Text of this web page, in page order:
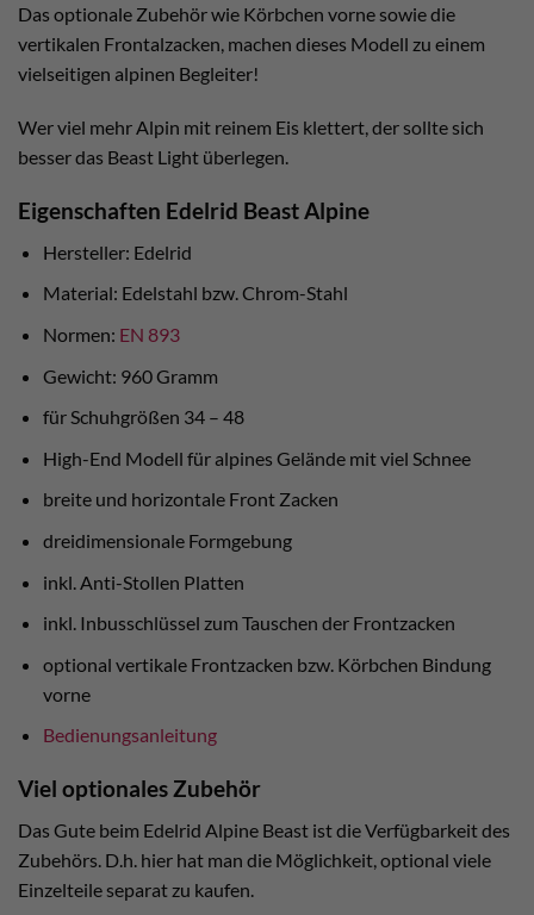
Das optionale Zubehör wie Körbchen vorne sowie die
vertikalen Frontalzacken, machen dieses Modell zu einem
vielseitigen alpinen Begleiter!
Wer viel mehr Alpin mit reinem Eis klettert, der sollte sich
besser das Beast Light überlegen.
Eigenschaften Edelrid Beast Alpine
Hersteller: Edelrid
Material: Edelstahl bzw. Chrom-Stahl
Normen: EN 893
Gewicht: 960 Gramm
für Schuhgrößen 34 – 48
High-End Modell für alpines Gelände mit viel Schnee
breite und horizontale Front Zacken
dreidimensionale Formgebung
inkl. Anti-Stollen Platten
inkl. Inbusschlüssel zum Tauschen der Frontzacken
optional vertikale Frontzacken bzw. Körbchen Bindung
vorne
Bedienungsanleitung
Viel optionales Zubehör
Das Gute beim Edelrid Alpine Beast ist die Verfügbarkeit des
Zubehörs. D.h. hier hat man die Möglichkeit, optional viele
Einzelteile separat zu kaufen.